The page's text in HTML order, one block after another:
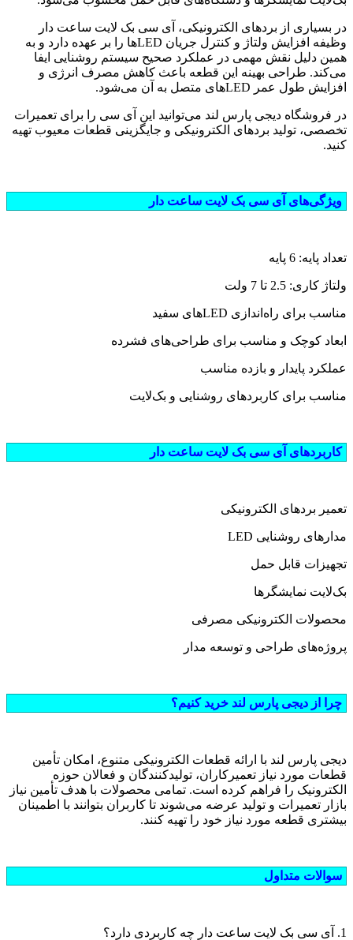
در بسیاری از بردهای الکترونیکی، آی سی بک لایت ساعت دار
وظیفه افزایش ولتاژ و کنترل جریان LEDها را بر عهده دارد و به
همین دلیل نقش مهمی در عملکرد صحیح سیستم روشنایی ایفا
می‌کند. طراحی بهینه این قطعه باعث کاهش مصرف انرژی و
افزایش طول عمر LEDهای متصل به آن می‌شود.
در فروشگاه دیجی پارس لند می‌توانید این آی سی را برای تعمیرات
تخصصی، تولید بردهای الکترونیکی و جایگزینی قطعات معیوب تهیه
کنید.
ویژگی‌های آی سی بک لایت ساعت دار
تعداد پایه: 6 پایه
ولتاژ کاری: 2.5 تا 7 ولت
مناسب برای راه‌اندازی LEDهای سفید
ابعاد کوچک و مناسب برای طراحی‌های فشرده
عملکرد پایدار و بازده مناسب
مناسب برای کاربردهای روشنایی و بک‌لایت
کاربردهای آی سی بک لایت ساعت دار
تعمیر بردهای الکترونیکی
مدارهای روشنایی LED
تجهیزات قابل حمل
بک‌لایت نمایشگرها
محصولات الکترونیکی مصرفی
پروژه‌های طراحی و توسعه مدار
چرا از دیجی پارس لند خرید کنیم؟
دیجی پارس لند با ارائه قطعات الکترونیکی متنوع، امکان تأمین
قطعات مورد نیاز تعمیرکاران، تولیدکنندگان و فعالان حوزه
الکترونیک را فراهم کرده است. تمامی محصولات با هدف تأمین نیاز
بازار تعمیرات و تولید عرضه می‌شوند تا کاربران بتوانند با اطمینان
بیشتری قطعه مورد نیاز خود را تهیه کنند.
سوالات متداول
1. آی سی بک لایت ساعت دار چه کاربردی دارد؟